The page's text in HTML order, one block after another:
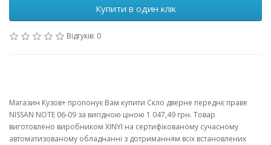
Купити в один клік
Відгуків: 0
Магазин Кузов+ пропонує Вам купити Скло дверне переднє праве
NISSAN NOTE 06-09 за вигідною ціною 1 047,49 грн. Товар
виготовлено виробником XINYI на сертифікованому сучасному
автоматизованому обладнанні з дотриманням всіх встановлених